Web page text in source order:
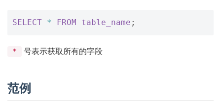
SELECT * FROM table_name ;
* 号表示获取所有的字段
范例